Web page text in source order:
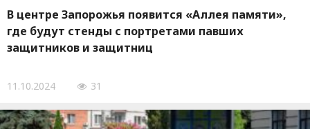
В центре Запорожья появится «Аллея памяти»,
где будут стенды с портретами павших
защитников и защитниц
11.10.2024 31